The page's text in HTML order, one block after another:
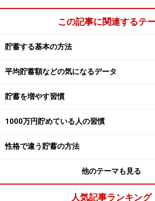
通信費や保険料は“固定支出”なので、
後はずっと支出をおさえることができ
率がいいですよね。電気代を節約する
みてはいかがでしょうか。
いします。
※記事内容は執筆時点のものです。最新の内
この記事に関連するテ
貯蓄する基本の方法
平均貯蓄額などの気になるデータ
貯蓄を増やす習慣
1000万円貯めている人の習慣
性格で違う貯蓄の方法
他のテーマも見る
人気記事ランキング